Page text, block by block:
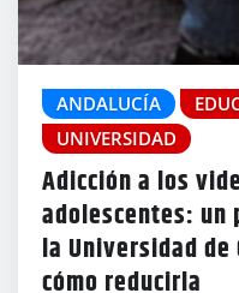
ANDALUCÍA
UNIVERSIDAD
Adicción a los
adolescentes: un
la Universidad de
cómo reducirla